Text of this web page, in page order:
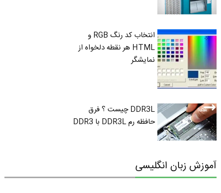
انتخاب کد رنگ RGB و
HTML هر نقطه دلخواه از
نمایشگر
DDR3L چیست ؟ فرق
حافظه رم DDR3L با DDR3
آموزش زبان انگلیسی